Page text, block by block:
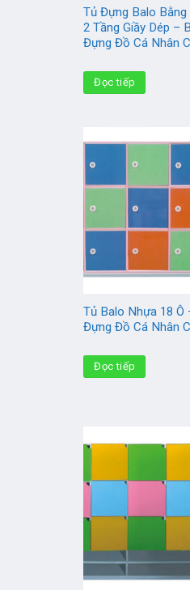
Tủ Đựng Balo Bằng
2 Tầng Giầy Dép –
Đựng Đồ Cá Nhân
Đọc tiếp
Tủ Balo Nhựa 18 Ô
Đựng Đồ Cá Nhân
Đọc tiếp